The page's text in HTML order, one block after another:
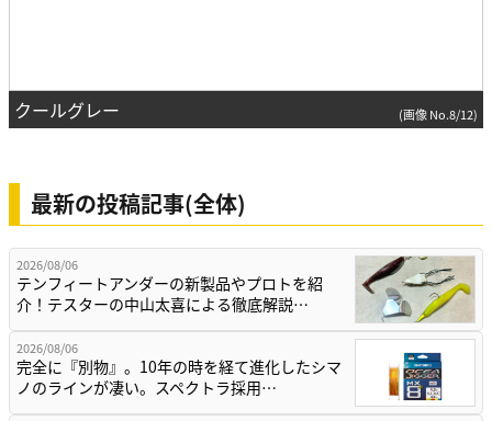
クールグレー (画像 No.8/12)
最新の投稿記事(全体)
2026/08/06
テンフィートアンダーの新製品やプロトを紹
介！テスターの中山太喜による徹底解説…
2026/08/06
完全に『別物』。10年の時を経て進化したシマ
ノのラインが凄い。スペクトラ採用…